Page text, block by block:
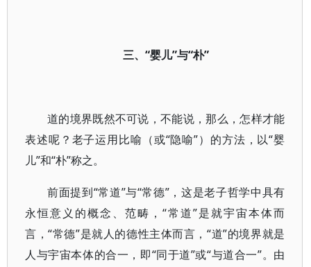
三、“婴儿”与“朴”
道的境界既然不可说，不能说，那么，怎样才能
表述呢？老子运用比喻（或“隐喻”）的方法，以“婴
儿”和“朴”称之。
前面提到“常道”与“常德”，这是老子哲学中具有
永恒意义的概念、范畴，“常道”是就宇宙本体而
言，“常德”是就人的德性主体而言，“道”的境界就是
人与宇宙本体的合一，即“同于道”或“与道合一”。由